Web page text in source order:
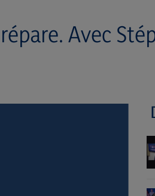
Avec